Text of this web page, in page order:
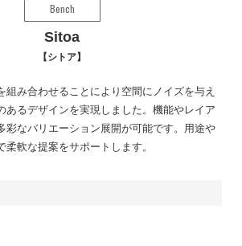
Bench
Sitoa
シトア
組み合わせることにより空間にノイズを与え
あるデザインを実現しました。機能やレイア
彩なバリエーション展開が可能です。用途や
柔軟な提案をサポートします。